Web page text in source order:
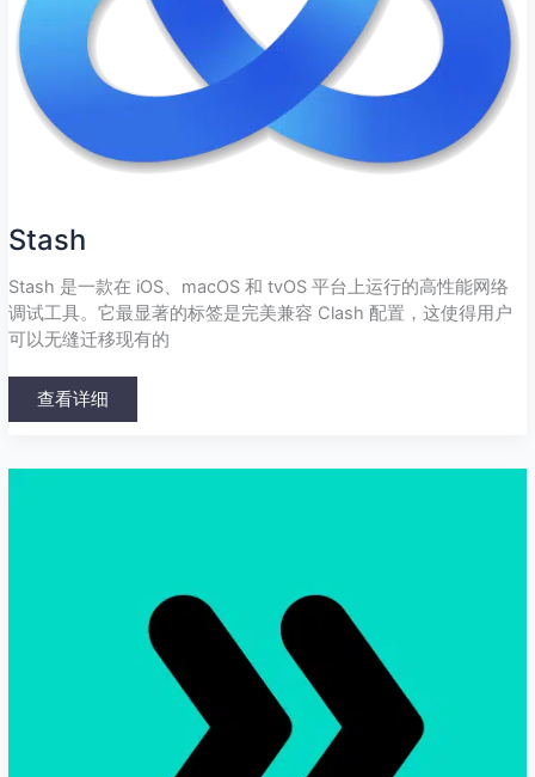
Stash
Stash 是一款在 iOS、macOS 和 tvOS 平台上运行的高性能网络
调试工具。它最显著的标签是完美兼容 Clash 配置，这使得用户
可以无缝迁移现有的
查看详细
Surfboard